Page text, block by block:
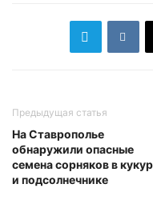
Предыдущая статья
На Ставрополье
обнаружили опасные
семена сорняков в
и подсолнечнике